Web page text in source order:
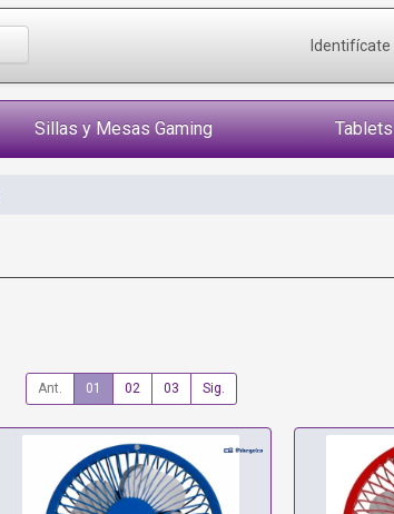
Identifícate
Sillas y Mesas Gaming Tablets
Ant. 01 02 03 Sig.